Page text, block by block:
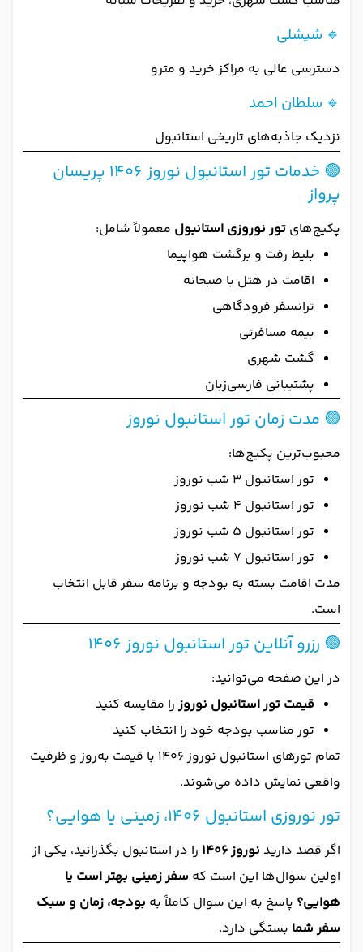
🔹 شیشلی
دسترسی عالی به مراکز خرید و مترو
🔹 سلطان احمد
نزدیک جاذبه‌های تاریخی استانبول
🟢 خدمات تور استانبول نوروز 1406 پریسان
پرواز
پکیج‌های تور نوروزی استانبول معمولاً شامل:
بلیط رفت و برگشت هواپیما
اقامت در هتل با صبحانه
ترانسفر فرودگاهی
بیمه مسافرتی
گشت شهری
پشتیبانی فارسی‌زبان
🟢 مدت زمان تور استانبول نوروز
محبوب‌ترین پکیج‌ها:
تور استانبول ۳ شب نوروز
تور استانبول ۴ شب نوروز
تور استانبول ۵ شب نوروز
تور استانبول ۷ شب نوروز
مدت اقامت بسته به بودجه و برنامه سفر قابل انتخاب
است.
🟢 رزرو آنلاین تور استانبول نوروز 1406
در این صفحه می‌توانید:
قیمت تور استانبول نوروزرا مقایسه کنید
تور مناسب بودجه خود را انتخاب کنید
تمام تورهای استانبول نوروز 1406 با قیمت به‌روز و ظرفیت
واقعی نمایش داده می‌شوند.
تور نوروزی استانبول 1406، زمینی یا هوایی؟
اگر قصد دارید نوروز 1406
را در استانبول بگذرانید، یکی از
اولین سوال‌ها این است که سفر زمینی بهتر است یا
هوایی؟ پاسخ به این سوال کاملاً به بودجه، زمان و سبک
سفر شما بستگی دارد.